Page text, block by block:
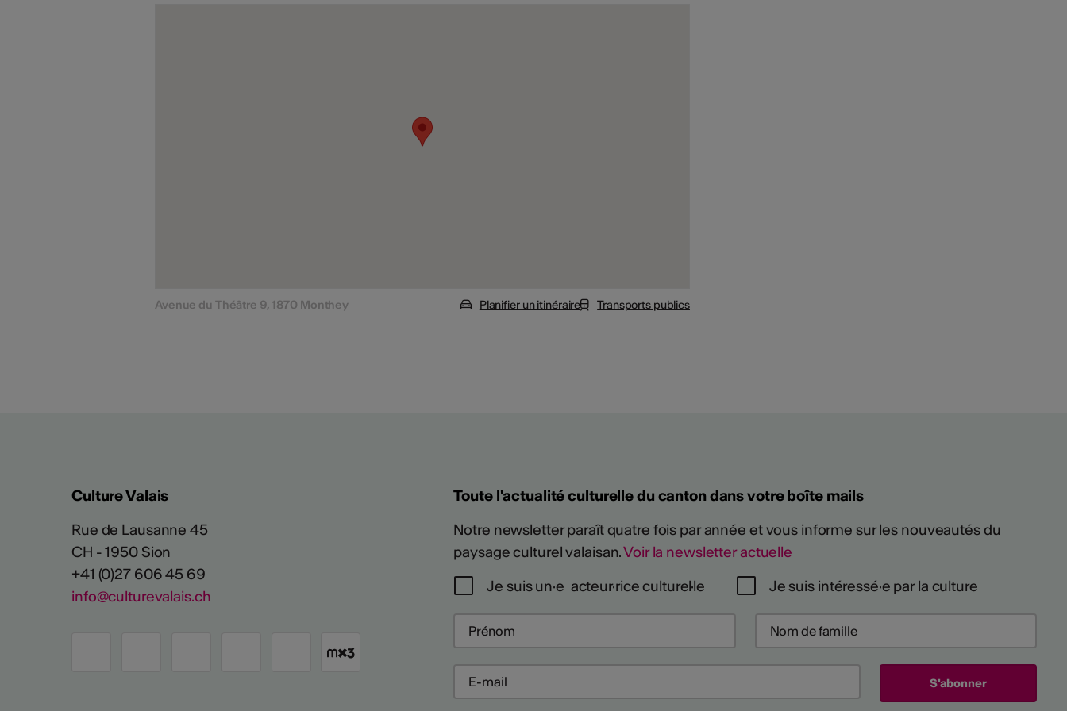
Avenue du Théâtre 9, 1870 Monthey Planifier un itinéraire Transports publics
Culture Valais
Rue de Lausanne 45
CH - 1950 Sion
+41 (0)27 606 45 69
info@culturevalais.ch
Toute l'actualité culturelle du canton dans votre boîte mails
Notre newsletter paraît quatre fois par année et vous informe sur les nouveautés du
paysage culturel valaisan.Voir la newsletter actuelle
Je suis un·e acteur·rice culturel·le
Je suis intéressé·e par la culture